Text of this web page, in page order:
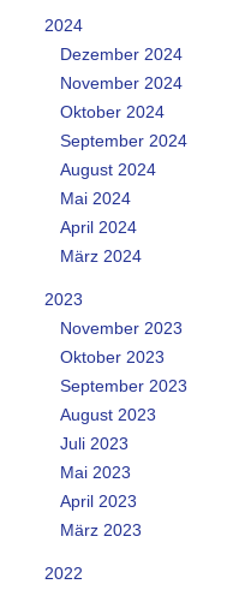
2024
Dezember 2024
November 2024
Oktober 2024
September 2024
August 2024
Mai 2024
April 2024
März 2024
2023
November 2023
Oktober 2023
September 2023
August 2023
Juli 2023
Mai 2023
April 2023
März 2023
2022